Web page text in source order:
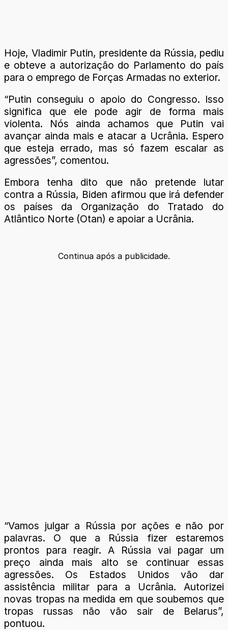
Hoje, Vladimir Putin, presidente da Rússia, pediu
e obteve a autorização do Parlamento do país
para o emprego de Forças Armadas no exterior.
“Putin conseguiu o apoio do Congresso. Isso
significa que ele pode agir de forma mais
violenta. Nós ainda achamos que Putin vai
avançar ainda mais e atacar a Ucrânia. Espero
que esteja errado, mas só fazem escalar as
agressões”, comentou.
Embora tenha dito que não pretende lutar
contra a Rússia, Biden afirmou que irá defender
os países da Organização do Tratado do
Atlântico Norte (Otan) e apoiar a Ucrânia.
Continua após a publicidade.
“Vamos julgar a Rússia por ações e não por
palavras. O que a Rússia fizer estaremos
prontos para reagir. A Rússia vai pagar um
preço ainda mais alto se continuar essas
agressões. Os Estados Unidos vão dar
assistência militar para a Ucrânia. Autorizei
novas tropas na medida em que soubemos que
tropas russas não vão sair de Belarus”,
pontuou.